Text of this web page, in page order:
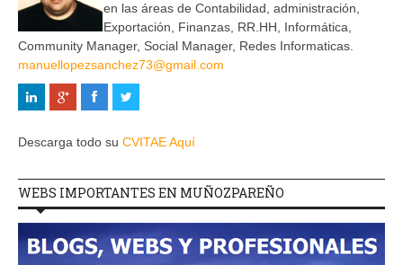
en las áreas de Contabilidad, administración,
Exportación, Finanzas, RR.HH, Informática,
Community Manager, Social Manager, Redes Informaticas.
manuellopezsanchez73@gmail.com
Descarga todo su CVITAE Aquí
WEBS IMPORTANTES EN MUÑOZPAREÑO